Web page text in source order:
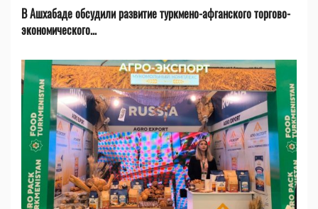
В Ашхабаде обсудили развитие туркмено-афганского торгово-
экономического...